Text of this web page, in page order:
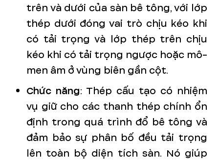
trên và dưới của sàn bê tông, với lớp
thép dưới đóng vai trò chịu kéo khi
có tải trọng và lớp thép trên chịu
kéo khi có tải trọng ngược hoặc mô-
men âm ở vùng biên gần cột.
Chức năng: Thép cấu tạo có nhiệm
vụ giữ cho các thanh thép chính ổn
định trong quá trình đổ bê tông và
đảm bảo sự phân bố đều tải trọng
lên toàn bộ diện tích sàn. Nó giúp